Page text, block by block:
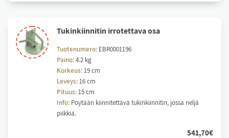
yläterän
ja
hydraulisen
tukinkiinnittimen
Tu­kin­kiin­ni­tin ir­ro­tet­ta­va osa
Tuotenumero: EBR0001196
Paino:4.2 kg
Korkeus:19 cm
Leveys:16 cm
Pituus:15 cm
Info: Pöytään kiinnitettävä tukinkiinnitin, jossa neljä
piikkiä.
541,70€